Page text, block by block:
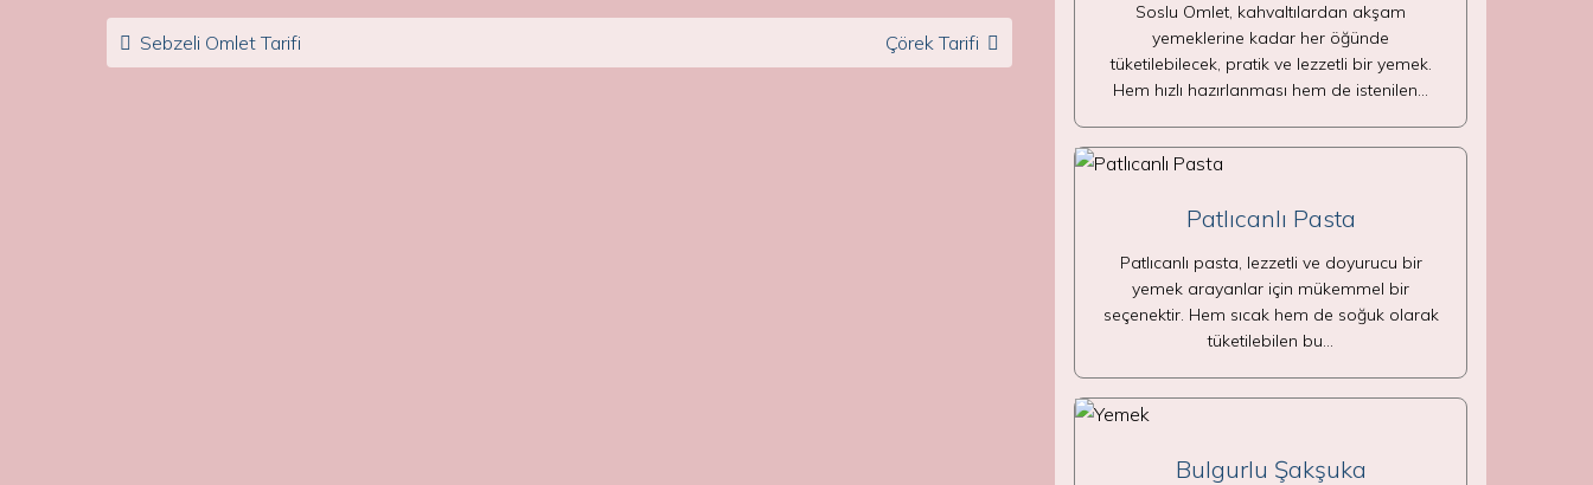
Post navigation
Sebzeli Omlet Tarifi Çörek Tarifi
Soslu Omlet, kahvaltılardan akşam
yemeklerine kadar her öğünde
tüketilebilecek, pratik ve lezzetli bir yemek.
Hem hızlı hazırlanması hem de istenilen…
Patlıcanlı Pasta
Patlıcanlı pasta, lezzetli ve doyurucu bir
yemek arayanlar için mükemmel bir
seçenektir. Hem sıcak hem de soğuk olarak
tüketilebilen bu…
Bulgurlu Şakşuka